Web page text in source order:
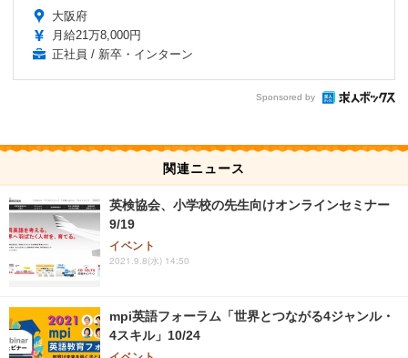
大阪府
月給21万8,000円
正社員 / 新卒・インターン
Sponsored by
関連ニュース
英検協会、小学校の先生向けオンラインセミナー
9/19
イベント
2021.9.8(水) 14:50
mpi英語フォーラム「世界とつながる4ジャンル・
4スキル」10/24